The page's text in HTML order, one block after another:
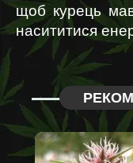
щоб курець мав
насититися